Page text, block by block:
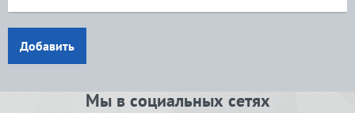
Добавить
Мы в социальных сетях